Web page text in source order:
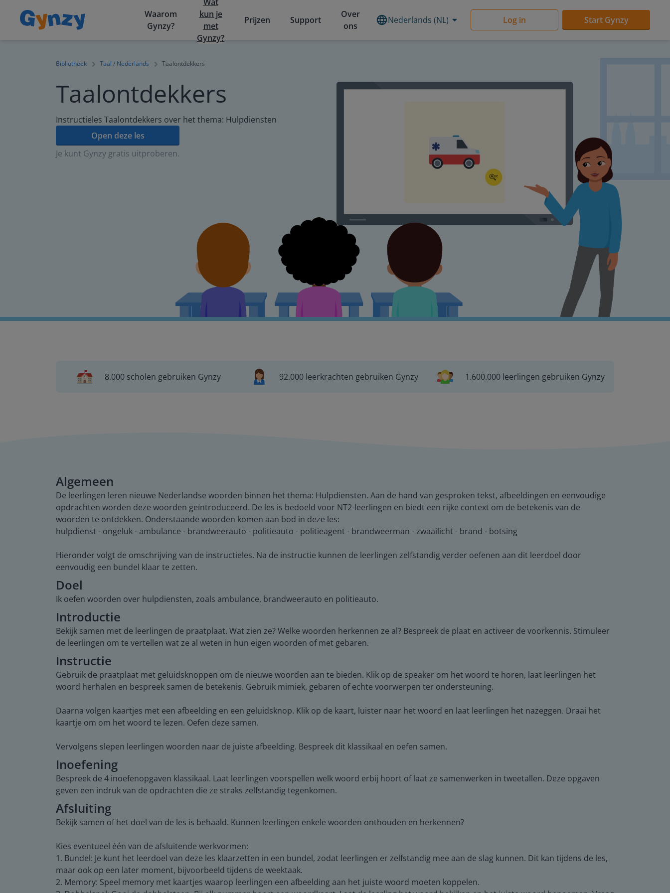
Waarom
Gynzy?
kun je
met
Gynzy?
Prijzen Support
Over
ons
Nederlands (NL) Log in Start Gynzy
Bibliotheek Taal / Nederlands Taalontdekkers
Taalontdekkers
Instructieles Taalontdekkers over het thema: Hulpdiensten
Open deze les
Je kunt Gynzy gratis uitproberen.
8.000 scholen gebruiken Gynzy 92.000 leerkrachten gebruiken Gynzy 1.600.000 leerlingen gebruiken Gynzy
Algemeen
De leerlingen leren nieuwe Nederlandse woorden binnen het thema: Hulpdiensten. Aan de hand van gesproken tekst, afbeeldingen en eenvoudige
opdrachten worden deze woorden geïntroduceerd. De les is bedoeld voor NT2-leerlingen en biedt een rijke context om de betekenis van de
woorden te ontdekken. Onderstaande woorden komen aan bod in deze les:
hulpdienst - ongeluk - ambulance - brandweerauto - politieauto - politieagent - brandweerman - zwaailicht - brand - botsing
Hieronder volgt de omschrijving van de instructieles. Na de instructie kunnen de leerlingen zelfstandig verder oefenen aan dit leerdoel door
eenvoudig een bundel klaar te zetten.
Doel
Ik oefen woorden over hulpdiensten, zoals ambulance, brandweerauto en politieauto.
Introductie
Bekijk samen met de leerlingen de praatplaat. Wat zien ze? Welke woorden herkennen ze al? Bespreek de plaat en activeer de voorkennis. Stimuleer
de leerlingen om te vertellen wat ze al weten in hun eigen woorden of met gebaren.
Instructie
Gebruik de praatplaat met geluidsknoppen om de nieuwe woorden aan te bieden. Klik op de speaker om het woord te horen, laat leerlingen het
woord herhalen en bespreek samen de betekenis. Gebruik mimiek, gebaren of echte voorwerpen ter ondersteuning.
Daarna volgen kaartjes met een afbeelding en een geluidsknop. Klik op de kaart, luister naar het woord en laat leerlingen het nazeggen. Draai het
kaartje om om het woord te lezen. Oefen deze samen.
Vervolgens slepen leerlingen woorden naar de juiste afbeelding. Bespreek dit klassikaal en oefen samen.
Inoefening
Bespreek de 4 inoefenopgaven klassikaal. Laat leerlingen voorspellen welk woord erbij hoort of laat ze samenwerken in tweetallen. Deze opgaven
geven een indruk van de opdrachten die ze straks zelfstandig tegenkomen.
Afsluiting
Bekijk samen of het doel van de les is behaald. Kunnen leerlingen enkele woorden onthouden en herkennen?
Kies eventueel één van de afsluitende werkvormen:
1. Bundel: Je kunt het leerdoel van deze les klaarzetten in een bundel, zodat leerlingen er zelfstandig mee aan de slag kunnen. Dit kan tijdens de les,
maar ook op een later moment, bijvoorbeeld tijdens de weektaak.
2. Memory: Speel memory met kaartjes waarop leerlingen een afbeelding aan het juiste woord moeten koppelen.